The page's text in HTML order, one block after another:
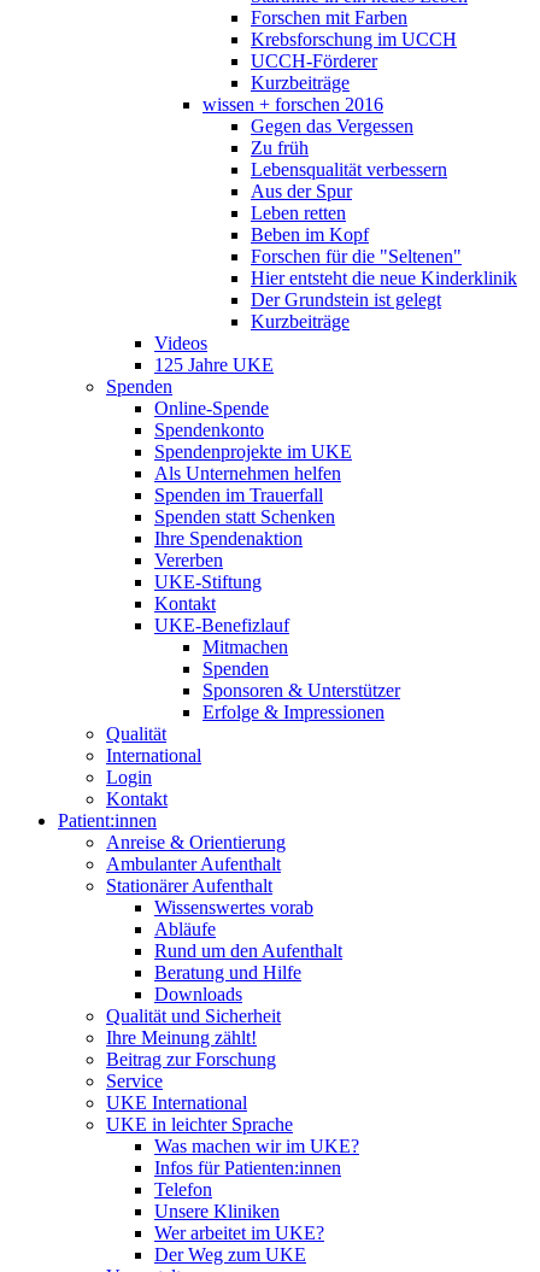
Forschen mit Farben
Krebsforschung im UCCH
UCCH-Förderer
Kurzbeiträge
wissen + forschen 2016
Gegen das Vergessen
Zu früh
Lebensqualität verbessern
Aus der Spur
Leben retten
Beben im Kopf
Forschen für die "Seltenen"
Hier entsteht die neue Kinderklinik
Der Grundstein ist gelegt
Kurzbeiträge
Videos
125 Jahre UKE
Spenden
Online-Spende
Spendenkonto
Spendenprojekte im UKE
Als Unternehmen helfen
Spenden im Trauerfall
Spenden statt Schenken
Ihre Spendenaktion
Vererben
UKE-Stiftung
Kontakt
UKE-Benefizlauf
Mitmachen
Spenden
Sponsoren & Unterstützer
Erfolge & Impressionen
Qualität
International
Login
Kontakt
Patient:innen
Anreise & Orientierung
Ambulanter Aufenthalt
Stationärer Aufenthalt
Wissenswertes vorab
Abläufe
Rund um den Aufenthalt
Beratung und Hilfe
Downloads
Qualität und Sicherheit
Ihre Meinung zählt!
Beitrag zur Forschung
Service
UKE International
UKE in leichter Sprache
Was machen wir im UKE?
Infos für Patienten:innen
Telefon
Unsere Kliniken
Wer arbeitet im UKE?
Der Weg zum UKE